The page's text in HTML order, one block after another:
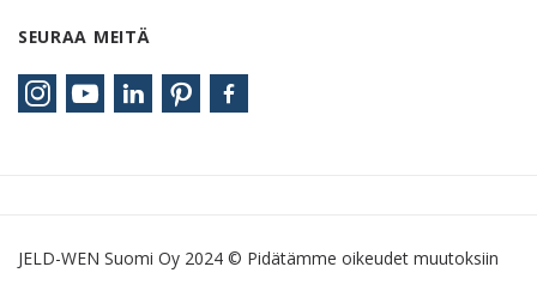
SEURAA MEITÄ
JELD-WEN Suomi Oy 2024 © Pidätämme oikeudet muutoksiin